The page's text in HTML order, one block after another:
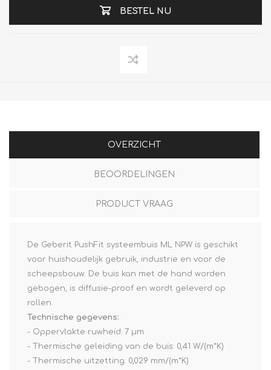
BESTEL NU
OVERZICHT
BEOORDELINGEN
PRODUCT VRAAG
De Geberit PushFit systeembuis ML NPW is geschikt
voor huishoudelijk gebruik, industrie en voor de
scheepsbouw. De buis kan met de hand worden
gebogen, is diffusie-proof en wordt geleverd op
rollen.
Technische gegevens:
- Oppervlakte ruwheid: 7 µm
- Thermische geleiding van de buis: 0,41 W/(m*K)
- Thermische uitzetting: 0,029 mm/(m*K)